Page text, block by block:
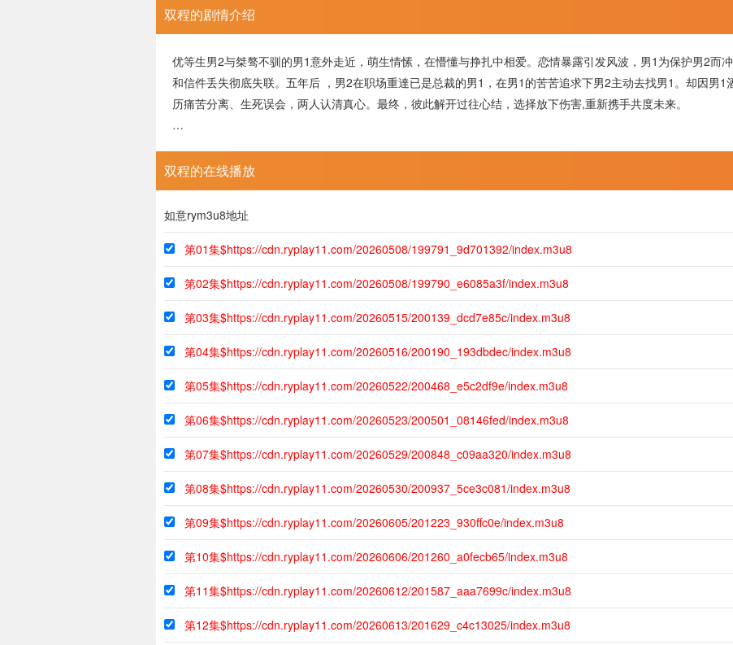
双程的剧情介绍
优等生男2与桀骜不驯的男1意外走近，萌生情愫，在懵懂与挣扎中相爱。恋情暴露引发风波，男1为保护男2而
和信件丢失彻底失联。五年后 ，男2在职场重達已是总裁的男1，在男1的苦苦追求下男2主动去找男1。却因男
历痛苦分离、生死误会，两人认清真心。最终，彼此解开过往心结，选择放下伤害,重新携手共度未来。
…
双程的在线播放
如意rym3u8地址
第01集$https://cdn.ryplay11.com/20260508/199791_9d701392/index.m3u8
第02集$https://cdn.ryplay11.com/20260508/199790_e6085a3f/index.m3u8
第03集$https://cdn.ryplay11.com/20260515/200139_dcd7e85c/index.m3u8
第04集$https://cdn.ryplay11.com/20260516/200190_193dbdec/index.m3u8
第05集$https://cdn.ryplay11.com/20260522/200468_e5c2df9e/index.m3u8
第06集$https://cdn.ryplay11.com/20260523/200501_08146fed/index.m3u8
第07集$https://cdn.ryplay11.com/20260529/200848_c09aa320/index.m3u8
第08集$https://cdn.ryplay11.com/20260530/200937_5ce3c081/index.m3u8
第09集$https://cdn.ryplay11.com/20260605/201223_930ffc0e/index.m3u8
第10集$https://cdn.ryplay11.com/20260606/201260_a0fecb65/index.m3u8
第11集$https://cdn.ryplay11.com/20260612/201587_aaa7699c/index.m3u8
第12集$https://cdn.ryplay11.com/20260613/201629_c4c13025/index.m3u8